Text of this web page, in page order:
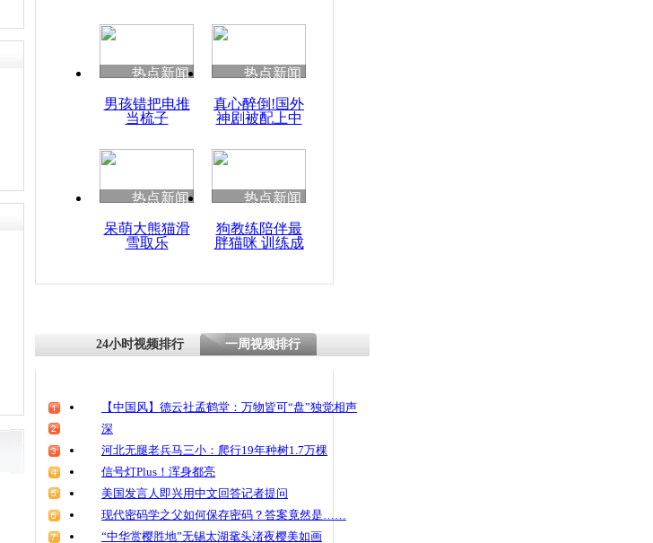
热点新闻
男孩错把电推
当梳子
热点新闻
真心醉倒!国外
神剧被配上中
热点新闻
呆萌大熊猫滑
雪取乐
热点新闻
狗教练陪伴最
胖猫咪 训练成
24小时视频排行 一周视频排行
【中国风】德云社孟鹤堂：万物皆可“盘”独觉相声
深
河北无腿老兵马三小：爬行19年种树1.7万棵
信号灯Plus！浑身都亮
美国发言人即兴用中文回答记者提问
现代密码学之父如何保存密码？答案竟然是……
“中华赏樱胜地”无锡太湖鼋头渚夜樱美如画